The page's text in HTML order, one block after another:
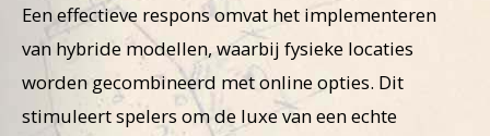
Een effectieve respons omvat het implementeren
van hybride modellen, waarbij fysieke locaties
worden gecombineerd met online opties. Dit
stimuleert spelers om de luxe van een echte